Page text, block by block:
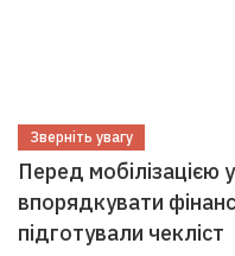
Зверніть увагу
Перед мобілізацією
впорядкувати
підготували чекліст